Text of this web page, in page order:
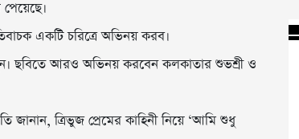
একটি চরিত্রে অভিনয় করব।
ছবিতে আরও অভিনয় করবেন কলকাতার শুভশ্রী ও
ত্রিভুজ প্রেমের কাহিনী নিয়ে ‘আমি শুধু